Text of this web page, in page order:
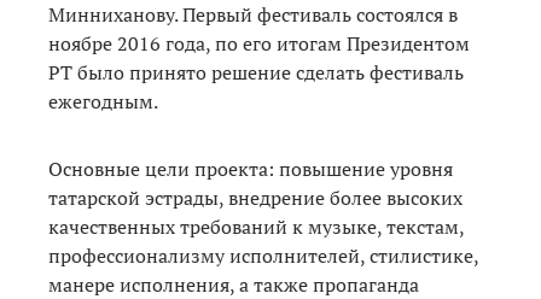
Минниханову. Первый фестиваль состоялся в
ноябре 2016 года, по его итогам Президентом
РТ было принято решение сделать фестиваль
ежегодным.
Основные цели проекта: повышение уровня
татарской эстрады, внедрение более высоких
качественных требований к музыке, текстам,
профессионализму исполнителей, стилистике,
манере исполнения, а также пропаганда